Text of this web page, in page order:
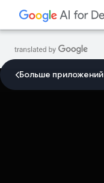
Больше приложений